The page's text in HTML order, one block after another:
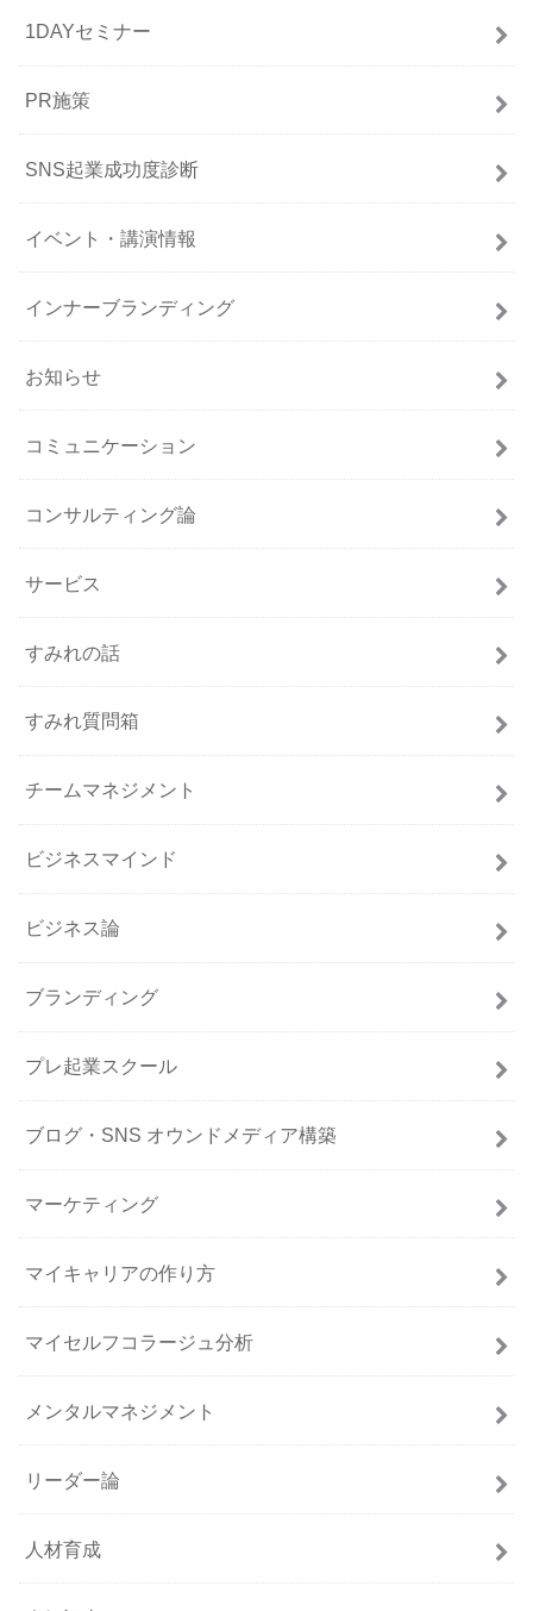
1DAYセミナー
PR施策
SNS起業成功度診断
イベント・講演情報
インナーブランディング
お知らせ
コミュニケーション
コンサルティング論
サービス
すみれの話
すみれ質問箱
チームマネジメント
ビジネスマインド
ビジネス論
ブランディング
プレ起業スクール
ブログ・SNS オウンドメディア構築
マーケティング
マイキャリアの作り方
マイセルフコラージュ分析
メンタルマネジメント
リーダー論
人材育成